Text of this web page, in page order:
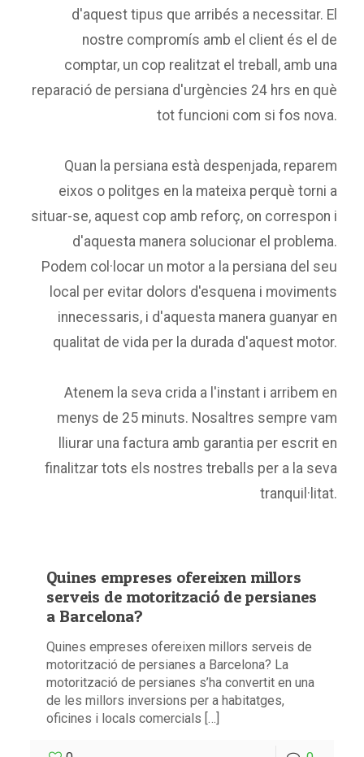
d'aquest tipus que arribés a necessitar. El
nostre compromís amb el client és el de
comptar, un cop realitzat el treball, amb una
reparació de persiana d'urgències 24 hrs en què
tot funcioni com si fos nova.
Quan la persiana està despenjada, reparem
eixos o politges en la mateixa perquè torni a
situar-se, aquest cop amb reforç, on correspon i
d'aquesta manera solucionar el problema.
Podem col·locar un motor a la persiana del seu
local per evitar dolors d'esquena i moviments
innecessaris, i d'aquesta manera guanyar en
qualitat de vida per la durada d'aquest motor.
Atenem la seva crida a l'instant i arribem en
menys de 25 minuts. Nosaltres sempre vam
lliurar una factura amb garantia per escrit en
finalitzar tots els nostres treballs per a la seva
tranquil·litat.
Quines empreses ofereixen millors
serveis de motorització de persianes
a Barcelona?
Quines empreses ofereixen millors serveis de
motorització de persianes a Barcelona? La
motorització de persianes s’ha convertit en una
de les millors inversions per a habitatges,
oficines i locals comercials […]